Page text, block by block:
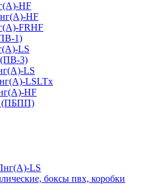
HF
HF
FRHF
1)
LS
3)
LS
LSLTx
HF
LS
боксы пвх, коробки